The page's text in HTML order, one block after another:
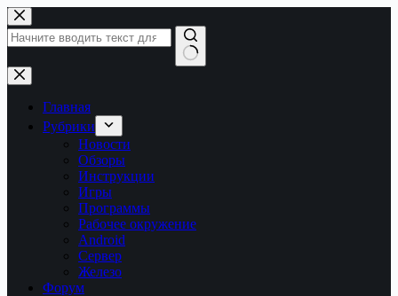
Перейти
к
сути
Ничего
не
найденоГлавная
Рубрики
Новости
Обзоры
Инструкции
Игры
Программы
Рабочее окружение
Android
Сервер
Железо
Форум